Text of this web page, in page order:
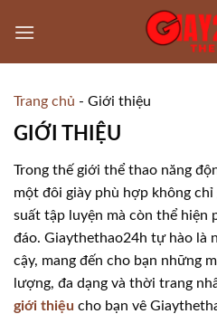
Trang chủ - Giới thiệu
GIỚI THIỆU
Trong thế giới thể thao năng
một đôi giày phù hợp không chỉ
suất tập luyện mà còn thể hiện
đáo. Giaythethao24h tự hào là
cậy, mang đến cho bạn những
lượng, đa dạng và thời trang
giới thiệu cho bạn vê